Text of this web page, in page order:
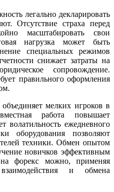
легально декларировать
Отсутствие страха перед
масштабировать свои
нагрузка может быть
специальных режимов
снижает затраты на
сопровождение.
правильного оформления
мелких игроков в
работа повышает
волатильность ежедневного
оборудования позволяют
техники. Обмен опытом
новичков эффективным
на форекс можно, применяя
и обмена